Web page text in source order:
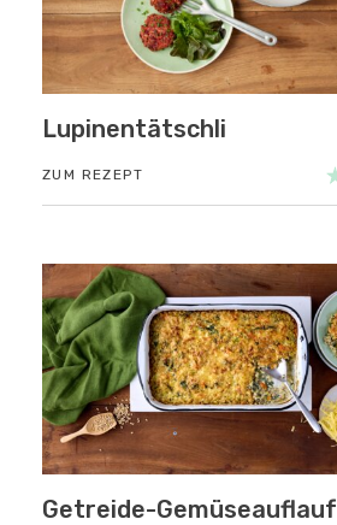
Lupinentätschli
ZUM REZEPT
Getreide-Gemüseauflauf